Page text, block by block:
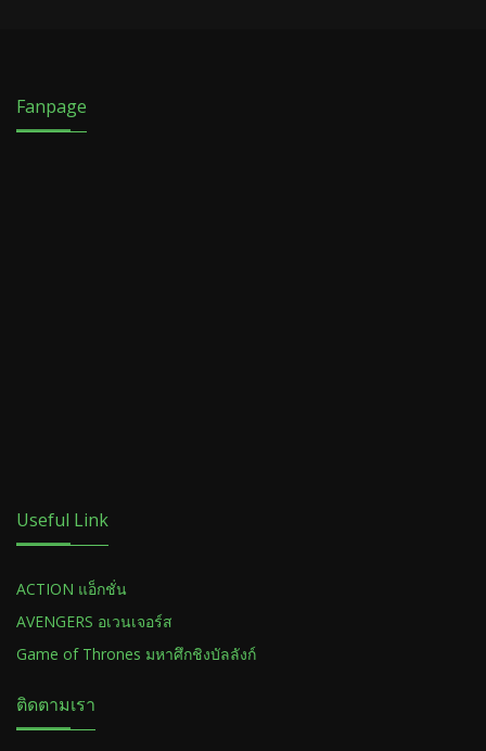
Fanpage
Useful Link
ACTION แอ็กชั่น
AVENGERS อเวนเจอร์ส
Game of Thrones มหาศึกชิงบัลลังก์
ติดตามเรา